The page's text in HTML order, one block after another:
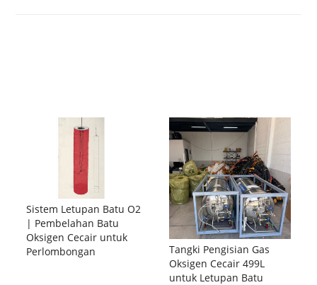
Sistem Letupan Batu O2
| Pembelahan Batu
Oksigen Cecair untuk
Perlombongan
Tangki Pengisian Gas
Oksigen Cecair 499L
untuk Letupan Batu